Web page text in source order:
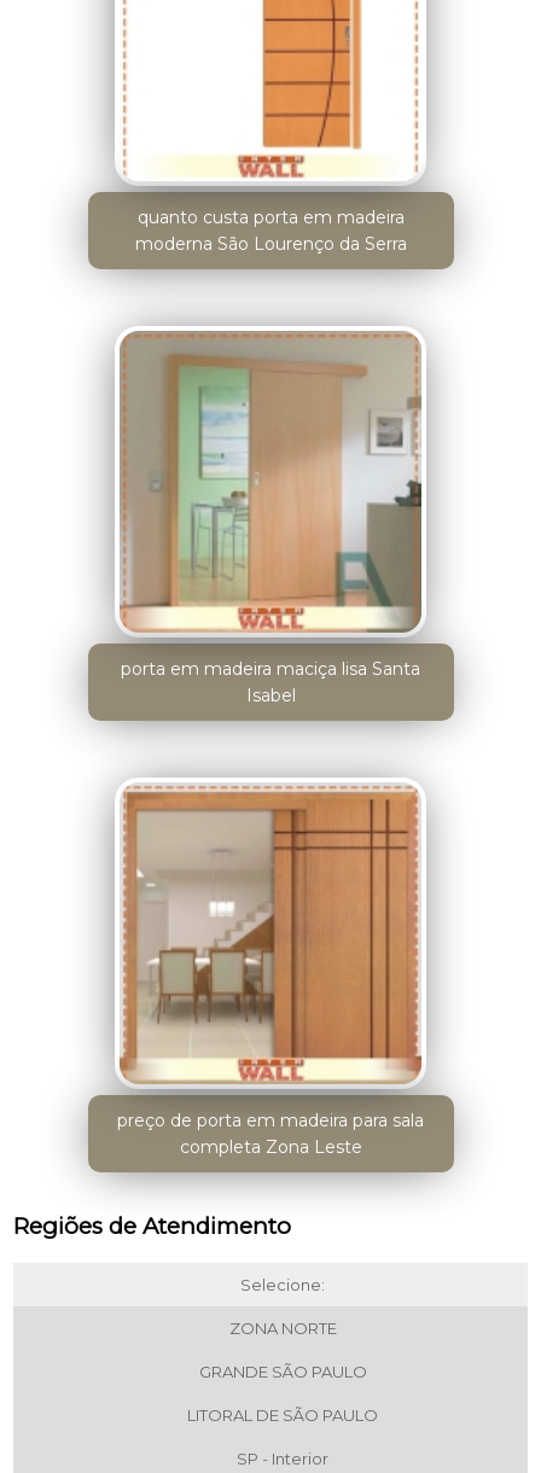
quanto custa porta em madeira
moderna São Lourenço da Serra
porta em madeira maciça lisa Santa
Isabel
preço de porta em madeira para sala
completa Zona Leste
Regiões de Atendimento
Selecione:
ZONA NORTE
GRANDE SÃO PAULO
LITORAL DE SÃO PAULO
SP - Interior